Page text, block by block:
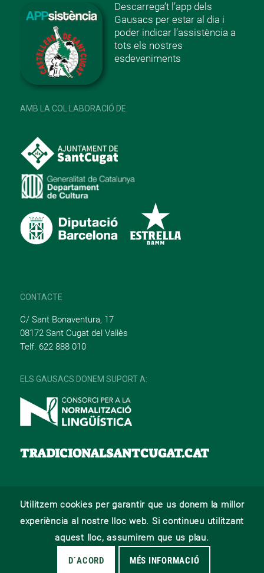
Descarrega’t l’app dels
Gausacs per estar al dia i
poder indicar l’assistència a
tots els nostres
esdeveniments
AMB LA COL·LABORACIÓ DE:
CONTACTE
C/ Sant Bonaventura, 17
08172 Sant Cugat del Vallès
Telf. 622 888 010
ELS GAUSACS DONEM SUPORT A:
TRADICIONALSANTCUGAT.CAT
© 2022 –Web desenvolupat per La Saladeta
Utilitzem cookies per garantir que us donem la millor
experiència al nostre lloc web. Si continueu utilitzant
aquest lloc, assumirem que us plau.
D´ACORD MÉS INFORMACIÓ